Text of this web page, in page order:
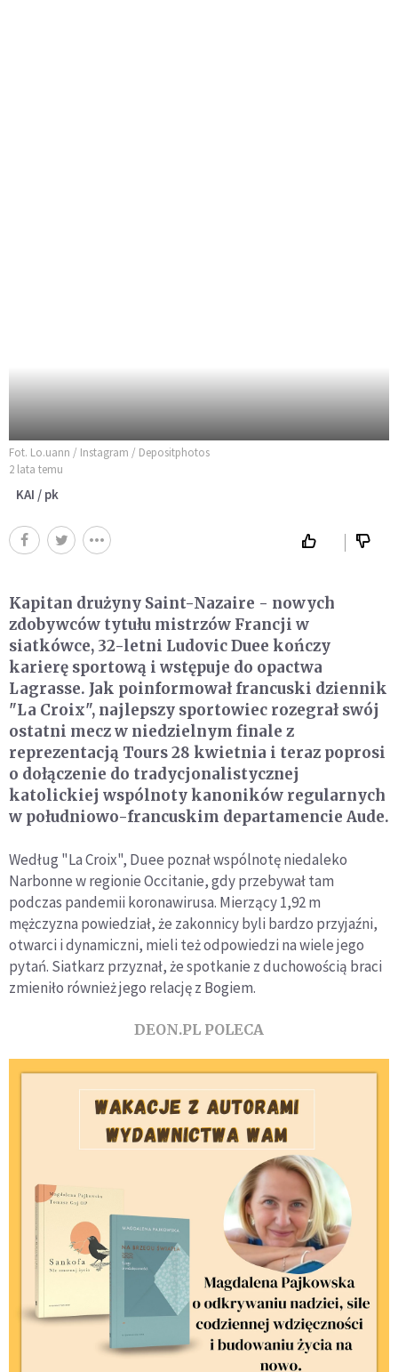
Fot. Lo.uann / Instagram / Depositphotos
2 lata temu
KAI / pk
Kapitan drużyny Saint-Nazaire - nowych
zdobywców tytułu mistrzów Francji w
siatkówce, 32-letni Ludovic Duee kończy
karierę sportową i wstępuje do opactwa
Lagrasse. Jak poinformował francuski dziennik
"La Croix", najlepszy sportowiec rozegrał swój
ostatni mecz w niedzielnym finale z
reprezentacją Tours 28 kwietnia i teraz poprosi
o dołączenie do tradycjonalistycznej
katolickiej wspólnoty kanoników regularnych
w południowo-francuskim departamencie Aude.
Według "La Croix", Duee poznał wspólnotę niedaleko
Narbonne w regionie Occitanie, gdy przebywał tam
podczas pandemii koronawirusa. Mierzący 1,92 m
mężczyzna powiedział, że zakonnicy byli bardzo przyjaźni,
otwarci i dynamiczni, mieli też odpowiedzi na wiele jego
pytań. Siatkarz przyznał, że spotkanie z duchowością braci
zmieniło również jego relację z Bogiem.
DEON.PL POLECA